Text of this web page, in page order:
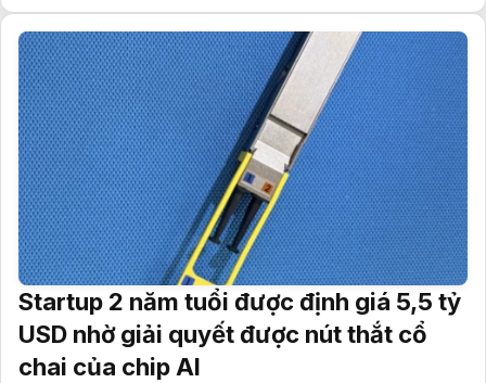
Startup 2 năm tuổi được định giá 5,5 tỷ
USD nhờ giải quyết được nút thắt cổ
chai của chip AI